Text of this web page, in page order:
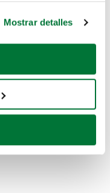
ubicación geográfica
activamente
(huellas
se procesan sus
Mostrar detalles